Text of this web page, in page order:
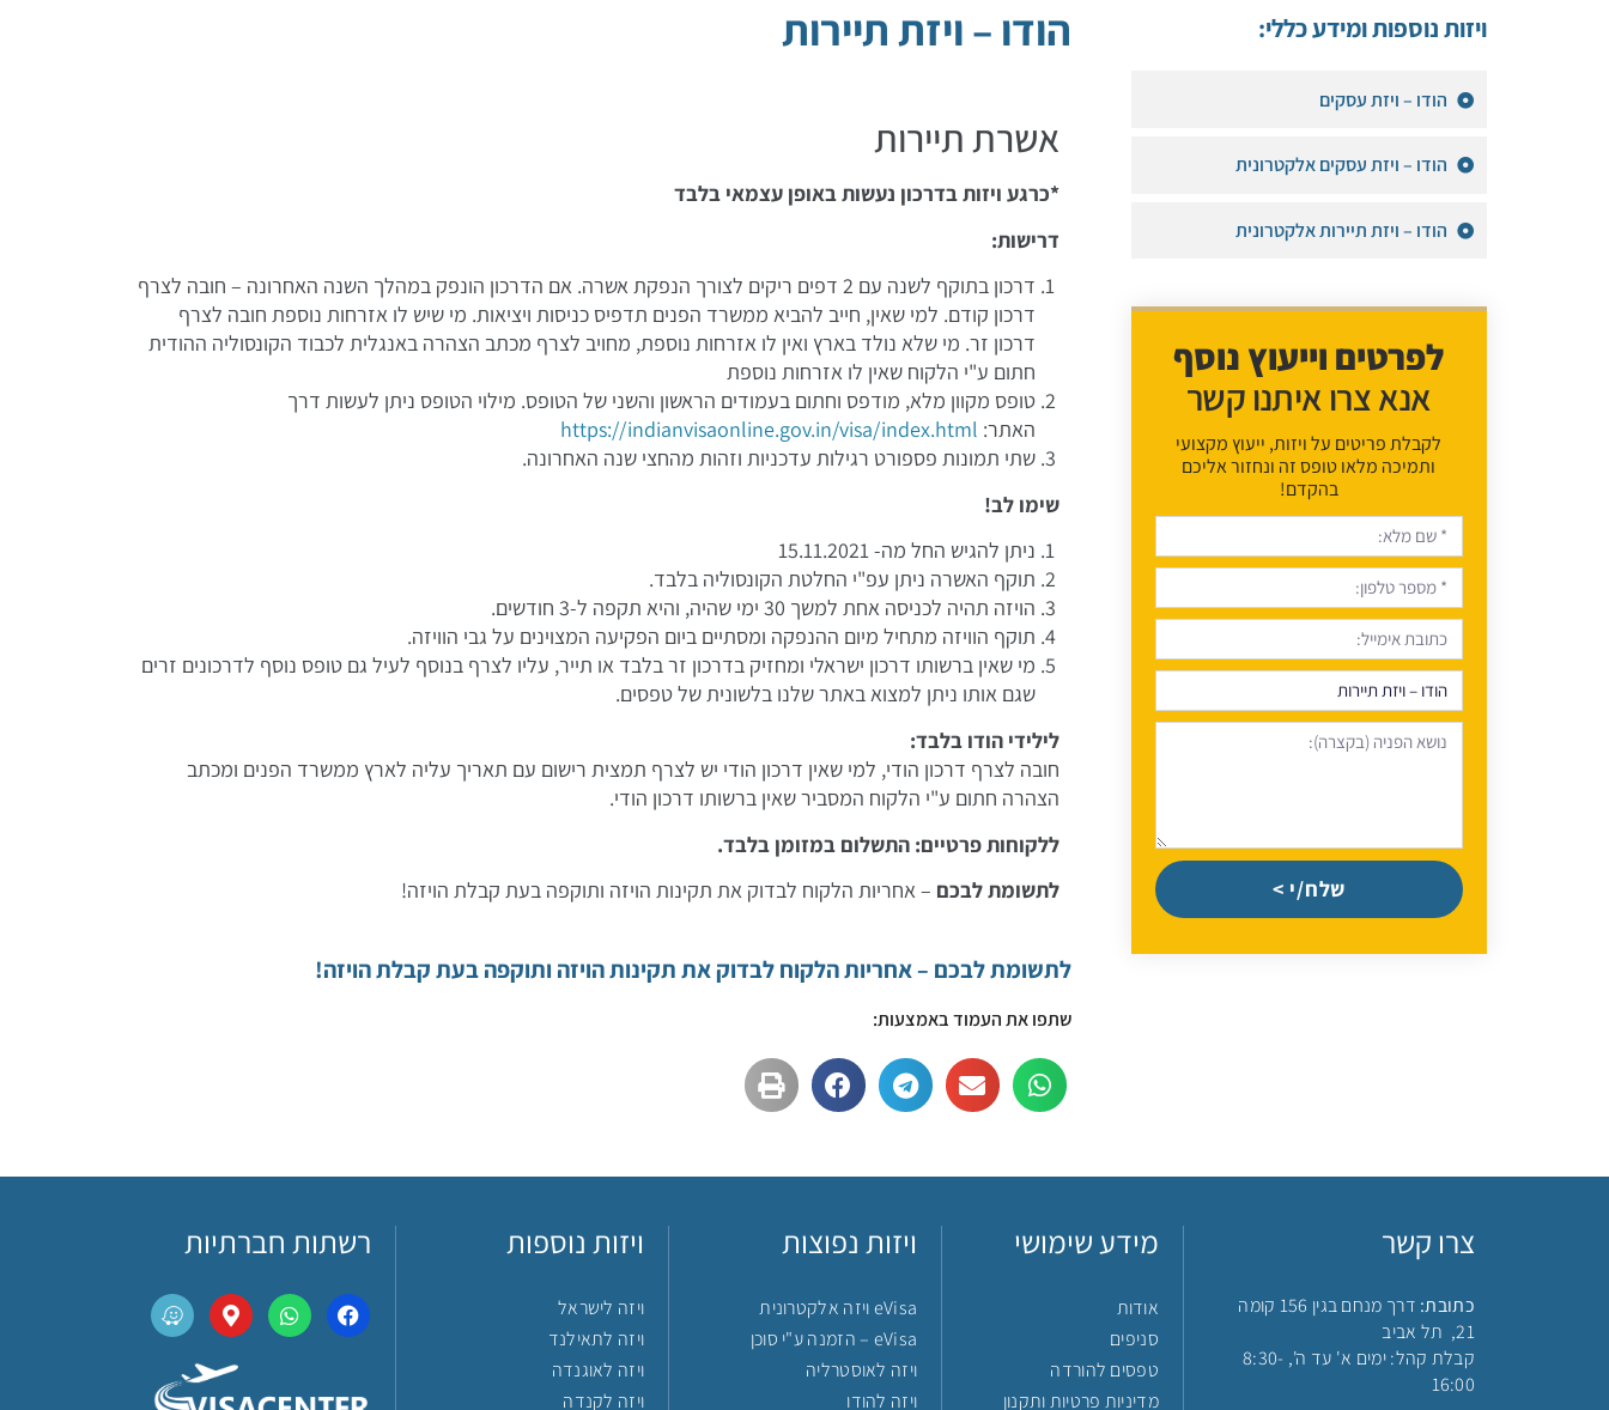
ויזות נוספות ומידע כללי:
הודו – ויזת עסקים
הודו – ויזת עסקים אלקטרונית
הודו – ויזת תיירות אלקטרונית
לפרטים וייעוץ נוסף
אנא צרו איתנו קשר
לקבלת פריטים על ויזות, ייעוץ מקצועי
ותמיכה מלאו טופס זה ונחזור אליכם
בהקדם!
שלח/י >
הודו – ויזת תיירות
אשרת תיירות
*כרגע ויזות בדרכון נעשות באופן עצמאי בלבד
דרישות:
דרכון בתוקף לשנה עם 2 דפים ריקים לצורך הנפקת אשרה. אם הדרכון הונפק במהלך השנה האחרונה – חובה לצרף
דרכון קודם. למי שאין, חייב להביא ממשרד הפנים תדפיס כניסות ויציאות. מי שיש לו אזרחות נוספת חובה לצרף
דרכון זר. מי שלא נולד בארץ ואין לו אזרחות נוספת, מחויב לצרף מכתב הצהרה באנגלית לכבוד הקונסוליה ההודית
חתום ע"י הלקוח שאין לו אזרחות נוספת
טופס מקוון מלא, מודפס וחתום בעמודים הראשון והשני של הטופס. מילוי הטופס ניתן לעשות דרך
האתר: https://indianvisaonline.gov.in/visa/index.html
שתי תמונות פספורט רגילות עדכניות וזהות מהחצי שנה האחרונה.
שימו לב!
ניתן להגיש החל מה- 15.11.2021
תוקף האשרה ניתן עפ"י החלטת הקונסוליה בלבד.
הויזה תהיה לכניסה אחת למשך 30 ימי שהיה, והיא תקפה ל-3 חודשים.
תוקף הוויזה מתחיל מיום ההנפקה ומסתיים ביום הפקיעה המצוינים על גבי הוויזה.
מי שאין ברשותו דרכון ישראלי ומחזיק בדרכון זר בלבד או תייר, עליו לצרף בנוסף לעיל גם טופס נוסף לדרכונים זרים
שגם אותו ניתן למצוא באתר שלנו בלשונית של טפסים.
לילידי הודו בלבד:
חובה לצרף דרכון הודי, למי שאין דרכון הודי יש לצרף תמצית רישום עם תאריך עליה לארץ ממשרד הפנים ומכתב
הצהרה חתום ע"י הלקוח המסביר שאין ברשותו דרכון הודי.
ללקוחות פרטיים: התשלום במזומן בלבד.
לתשומת לבכם – אחריות הלקוח לבדוק את תקינות הויזה ותוקפה בעת קבלת הויזה!
לתשומת לבכם – אחריות הלקוח לבדוק את תקינות הויזה ותוקפה בעת קבלת הויזה!
שתפו את העמוד באמצעות:
צרו קשר
כתובת:
דרך מנחם בגין 156 קומה
21, תל אביב
קבלת קהל: ימים א' עד ה', 8:30-
16:00
מידע שימושי
אודות
סניפים
טפסים להורדה
מדיניות פרטיות ותקנון
ויזות נפוצות
eVisa ויזה אלקטרונית
eVisa – הזמנה ע"י סוכן
ויזה לאוסטרליה
ויזה להודו
ויזות נוספות
ויזה לישראל
ויזה לתאילנד
ויזה לאוגנדה
ויזה לקנדה
רשתות חברתיות